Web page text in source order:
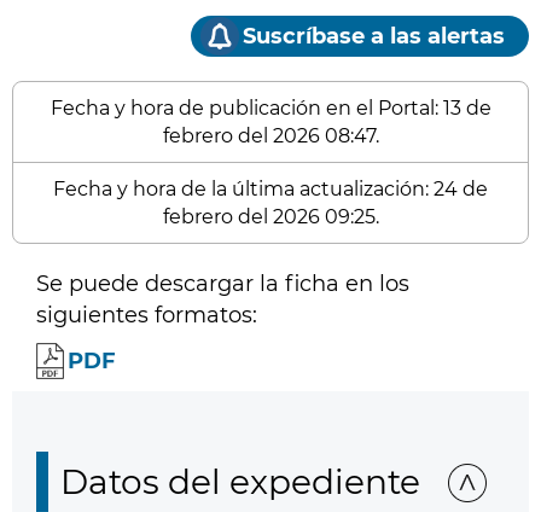
Suscríbase a las alertas
Fecha y hora de publicación en el Portal: 13 de
febrero del 2026 08:47.
Fecha y hora de la última actualización: 24 de
febrero del 2026 09:25.
Se puede descargar la ficha en los
siguientes formatos:
PDF
Datos del expediente